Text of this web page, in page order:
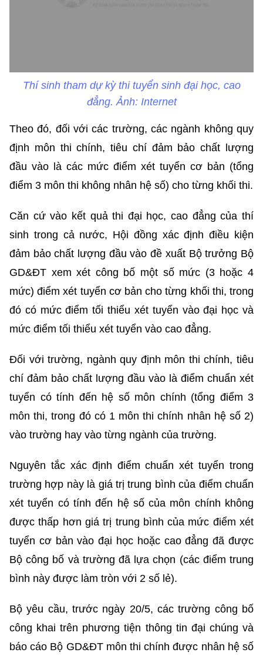
Thí sinh tham dự kỳ thi tuyển sinh đại học, cao
đẳng. Ảnh: Internet
Theo đó, đối với các trường, các ngành không quy
định môn thi chính, tiêu chí đảm bảo chất lượng
đầu vào là các mức điểm xét tuyển cơ bản (tổng
điểm 3 môn thi không nhân hệ số) cho từng khối thi.
Căn cứ vào kết quả thi đại học, cao đẳng của thí
sinh trong cả nước, Hội đồng xác định điều kiện
đảm bảo chất lượng đầu vào đề xuất Bộ trưởng Bộ
GD&ĐT xem xét công bố một số mức (3 hoặc 4
mức) điểm xét tuyển cơ bản cho từng khối thi, trong
đó có mức điểm tối thiểu xét tuyển vào đại học và
mức điểm tối thiểu xét tuyển vào cao đẳng.
Đối với trường, ngành quy định môn thi chính, tiêu
chí đảm bảo chất lượng đầu vào là điểm chuẩn xét
tuyển có tính đến hệ số môn chính (tổng điểm 3
môn thi, trong đó có 1 môn thi chính nhân hệ số 2)
vào trường hay vào từng ngành của trường.
Nguyên tắc xác định điểm chuẩn xét tuyển trong
trường hợp này là giá trị trung bình của điểm chuẩn
xét tuyển có tính đến hệ số của môn chính không
được thấp hơn giá trị trung bình của mức điểm xét
tuyển cơ bản vào đại học hoặc cao đẳng đã được
Bộ công bố và trường đã lựa chọn (các điểm trung
bình này được làm tròn với 2 số lẻ).
Bộ yêu cầu, trước ngày 20/5, các trường công bố
công khai trên phương tiện thông tin đại chúng và
báo cáo Bộ GD&ĐT môn thi chính được nhân hệ số